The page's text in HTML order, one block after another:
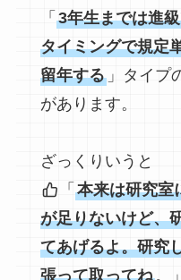
「 3年生までは進
タイミングで規定
留年する」タイプ
があります。
ざっくりいうと
「本来は研究室
が足りないけど、
てあげるよ。研究
張って取ってね。」